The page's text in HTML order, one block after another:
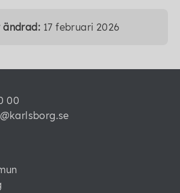
ändrad: 17 februari 2026
00